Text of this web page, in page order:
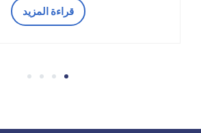
قراءة المزيد
1
2
3
4